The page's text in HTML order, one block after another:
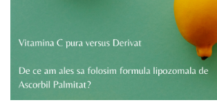
Creme Emoliente
Produse pentru pete pigmentare
Evidence skincare